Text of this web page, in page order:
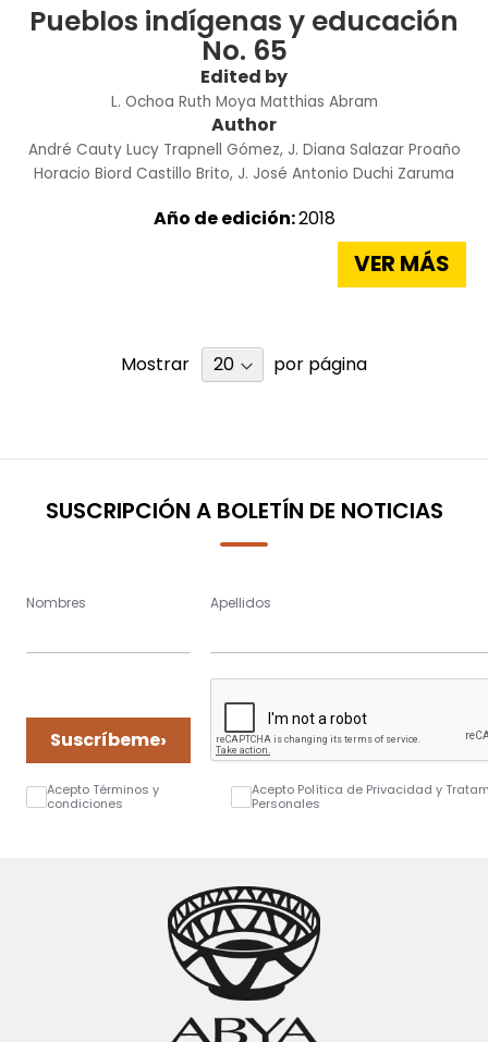
Pueblos indígenas y educación
No. 65
Edited by
L. Ochoa Ruth Moya Matthias Abram
Author
André Cauty Lucy Trapnell Gómez, J. Diana Salazar Proaño
Horacio Biord Castillo Brito, J. José Antonio Duchi Zaruma
Año de edición:2018
VER MÁS
Mostrar por página
SUSCRIPCIÓN A BOLETÍN DE NOTICIAS
Nombres Apellidos
Suscríbeme›
Acepto Términos y
condiciones
Acepto Política de Privacidad y
Personales